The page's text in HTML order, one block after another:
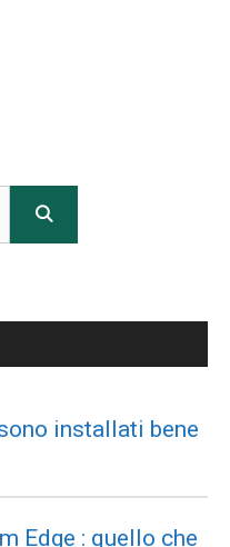
installati bene
Edge : quello che